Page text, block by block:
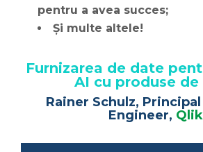
pentru a avea succes;
Și multe altele!
Furnizarea de date
AI cu produse
Rainer Schulz,
Engineer, Qlik